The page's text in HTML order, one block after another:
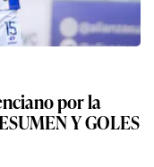
por la
fecha 4 del Torneo Clausura | RESUMEN Y GOLES